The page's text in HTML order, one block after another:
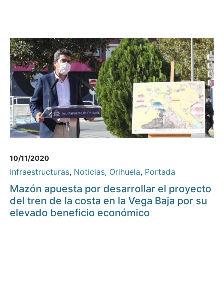
10/11/2020
Infraestructuras, Noticias, Orihuela, Portada
Mazón apuesta por desarrollar el proyecto
del tren de la costa en la Vega Baja por su
elevado beneficio económico